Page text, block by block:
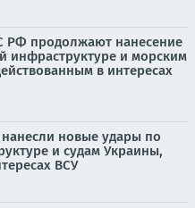
РФ продолжают нанесение
инфраструктуре и морским
в интересах
нанесли новые удары по
и судам Украины,
ВСУ